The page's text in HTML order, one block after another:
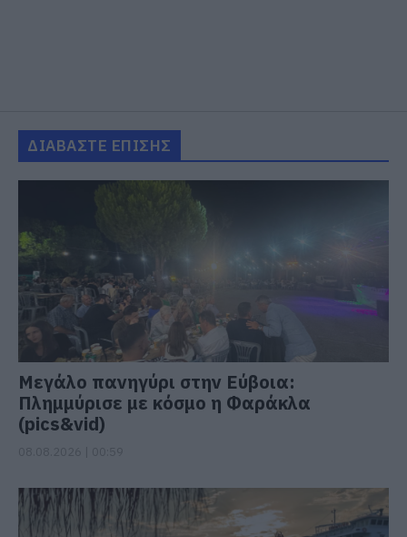
ΔΙΑΒΑΣΤΕ ΕΠΙΣΗΣ
Μεγάλο πανηγύρι στην Εύβοια:
Πλημμύρισε με κόσμο η Φαράκλα
(pics&vid)